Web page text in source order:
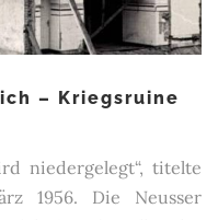
– Kriegsruine
niedergelegt“, titelte
1956. Die Neusser